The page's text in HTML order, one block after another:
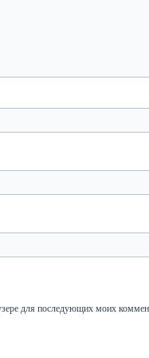
для последующих моих